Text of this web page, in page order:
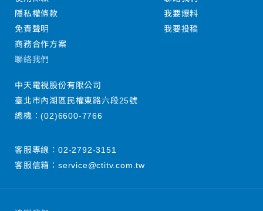
隱私權條款
免責聲明
商務合作方案
我要爆料
我要投稿
聯絡我們
中天電視股份有限公司
臺北市內湖區民權東路六段25號
總機：(02)6600-7766
客服專線： 02-2792-3151
客服信箱： service@ctitv.com.tw